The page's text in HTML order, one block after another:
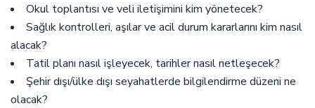
Okul toplantısı ve veli iletişimini kim yönetecek?
Sağlık kontrolleri, aşılar ve acil durum kararlarını kim nasıl
alacak?
Tatil planı nasıl işleyecek, tarihler nasıl netleşecek?
Şehir dışı/ülke dışı seyahatlerde bilgilendirme düzeni ne
olacak?